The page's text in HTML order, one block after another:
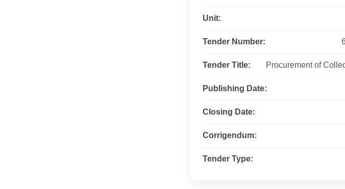
Unit:
Tender Number:
Tender Title: Procurement of
Publishing Date:
Closing Date:
Corrigendum:
Tender Type: